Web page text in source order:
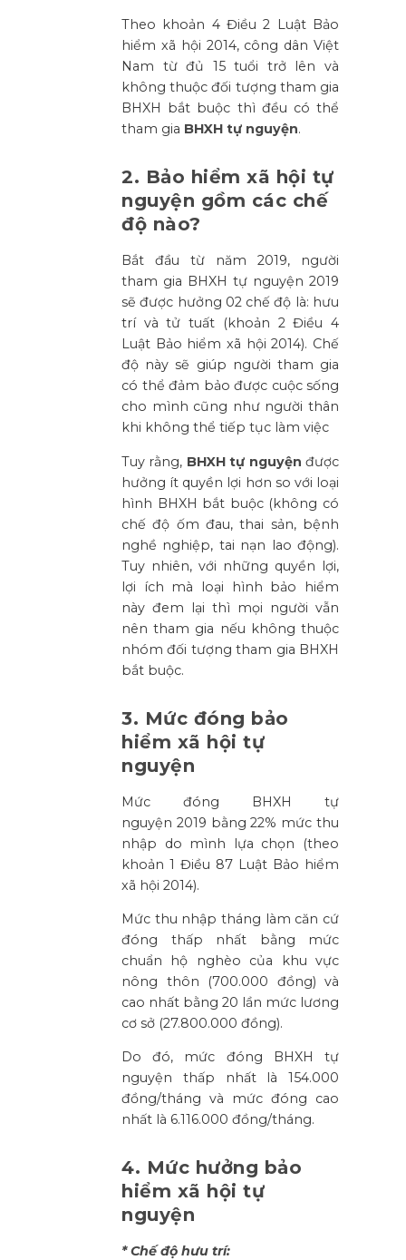
Theo khoản 4 Điều 2 Luật Bảo
hiểm xã hội 2014, công dân Việt
Nam từ đủ 15 tuổi trở lên và
không thuộc đối tượng tham gia
BHXH bắt buộc thì đều có thể
tham gia BHXH tự nguyện.
2. Bảo hiểm xã hội tự
nguyện gồm các chế
độ nào?
Bắt đầu từ năm 2019, người
tham gia BHXH tự nguyện 2019
sẽ được hưởng 02 chế độ là: hưu
trí và tử tuất (khoản 2 Điều 4
Luật Bảo hiểm xã hội 2014). Chế
độ này sẽ giúp người tham gia
có thể đảm bảo được cuộc sống
cho mình cũng như người thân
khi không thể tiếp tục làm việc
Tuy rằng, BHXH tự nguyện được
hưởng ít quyền lợi hơn so với loại
hình BHXH bắt buộc (không có
chế độ ốm đau, thai sản, bệnh
nghề nghiệp, tai nạn lao động).
Tuy nhiên, với những quyền lợi,
lợi ích mà loại hình bảo hiểm
này đem lại thì mọi người vẫn
nên tham gia nếu không thuộc
nhóm đối tượng tham gia BHXH
bắt buộc.
3. Mức đóng bảo
hiểm xã hội tự
nguyện
Mức đóng BHXH tự
nguyện 2019 bằng 22% mức thu
nhập do mình lựa chọn (theo
khoản 1 Điều 87 Luật Bảo hiểm
xã hội 2014).
Mức thu nhập tháng làm căn cứ
đóng thấp nhất bằng mức
chuẩn hộ nghèo của khu vực
nông thôn (700.000 đồng) và
cao nhất bằng 20 lần mức lương
cơ sở (27.800.000 đồng).
Do đó, mức đóng BHXH tự
nguyện thấp nhất là 154.000
đồng/tháng và mức đóng cao
nhất là 6.116.000 đồng/tháng.
4. Mức hưởng bảo
hiểm xã hội tự
nguyện
* Chế độ hưu trí: